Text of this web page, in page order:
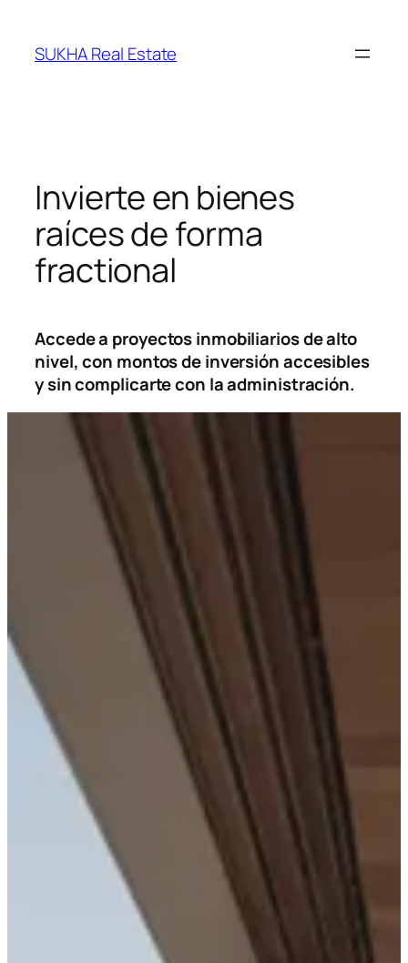
contenido
SUKHA Real Estate
Invierte en bienes
raíces de forma
fractional
Accede a proyectos inmobiliarios de alto
nivel, con montos de inversión accesibles
y sin complicarte con la administración.